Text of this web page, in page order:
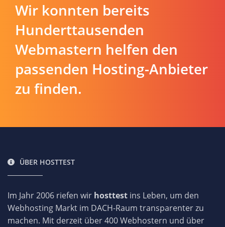
Wir konnten bereits
Hunderttausenden
Webmastern helfen den
passenden Hosting-Anbieter
zu finden.
ÜBER HOSTTEST
Im Jahr 2006 riefen wir hosttest ins Leben, um den
Webhosting Markt im DACH-Raum transparenter zu
machen. Mit derzeit über 400 Webhostern und über